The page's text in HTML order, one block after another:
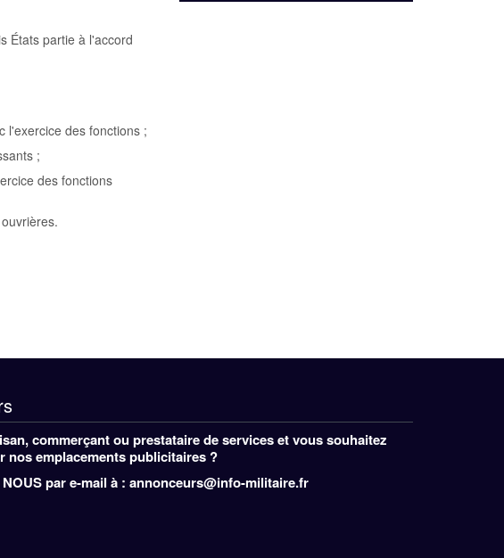
États partie à l'accord
l'exercice des fonctions ;
;
des fonctions
commerçant ou prestataire de services et vous souhaitez
nos emplacements publicitaires ?
par e-mail à : annonceurs@info-militaire.fr